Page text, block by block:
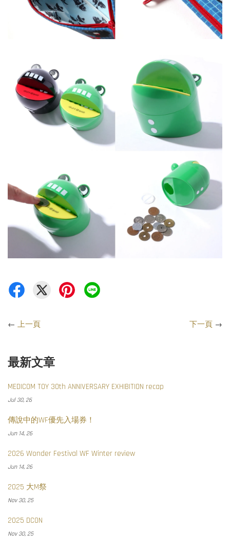
← 上一頁 下一頁 →
最新文章
MEDICOM TOY 30th ANNIVERSARY EXHIBITION recap
Jul 30, 26
傳說中的WF優先入場券！
Jun 14, 26
2026 Wonder Festival WF Winter review
Jun 14, 26
2025 大M祭
Nov 30, 25
2025 DCON
Nov 30, 25